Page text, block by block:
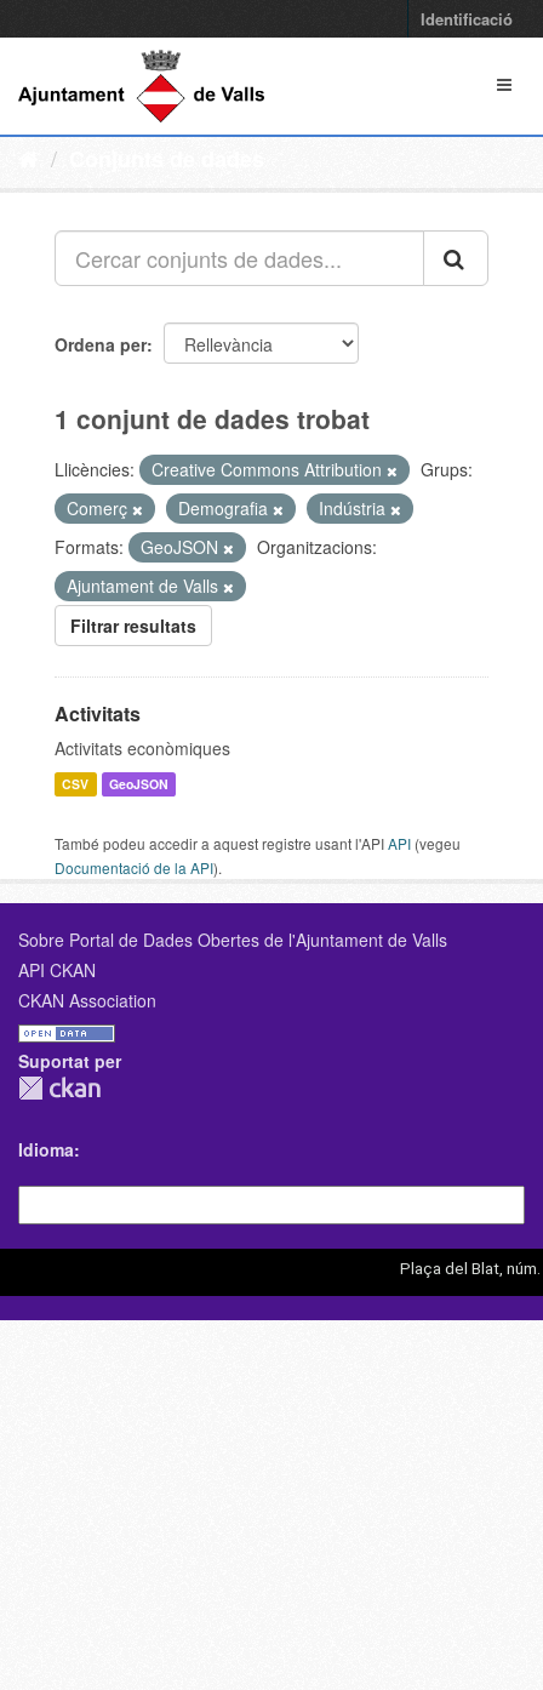
Identificació
Ordena per
1 conjunt de dades trobat
Llicències: Creative Commons Attribution
Grups:
Comerç
Demografia
Indústria
Formats:
GeoJSON
Organitzacions:
Ajuntament de Valls
Filtrar resultats
Activitats
Activitats econòmiques
CSV GeoJSON
També podeu accedir a aquest registre usant l'APIAPI (vegeu
Documentació de la API).
Sobre Portal de Dades Obertes de l'Ajuntament de Valls
API CKAN
CKAN Association
Suportat per
Idioma
Plaça del Blat,